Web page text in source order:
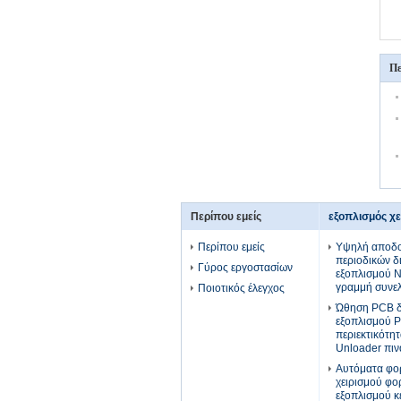
Περίπου εμείς
Περίπου εμείς
Γύρος εργοστασίων
Ποιοτικός έλεγχος
εξοπλισμός
Υψηλή
περιοδικών
εξοπλισμού
γραμμή
Ώθηση PCB
εξοπλισμού
Unloader
Αυτόματα
χειρισμού
εξοπλισμού